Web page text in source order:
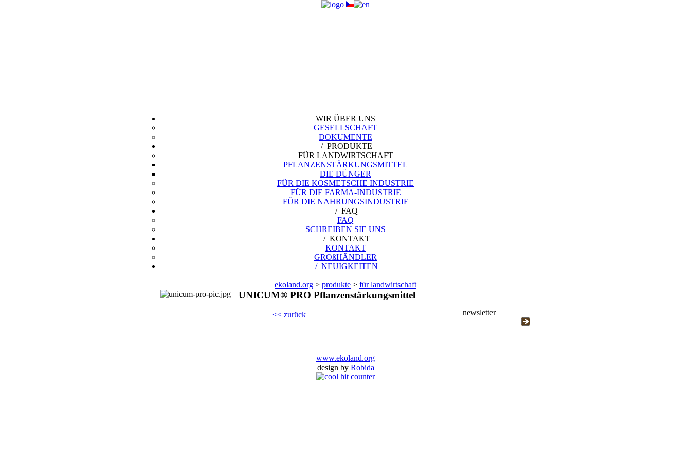
WIR ÜBER UNS
GESELLSCHAFT
DOKUMENTE
/ PRODUKTE
FÜR LANDWIRTSCHAFT
PFLANZENSTÄRKUNGSMITTEL
DIE DÜNGER
FÜR DIE KOSMETSCHE INDUSTRIE
FÜR DIE FARMA-INDUSTRIE
FÜR DIE NAHRUNGSINDUSTRIE
/ FAQ
FAQ
SCHREIBEN SIE UNS
/ KONTAKT
KONTAKT
GROßHÄNDLER
/ NEUIGKEITEN
ekoland.org > produkte > für landwirtschaft
UNICUM® PRO Pflanzenstärkungsmittel
<< zurück newsletter
www.ekoland.org
design by Robida